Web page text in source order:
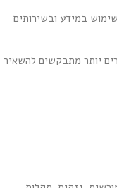
במידע ובשירותים
פרטים או רכישה באתר, הגולש מצהיר שגילו מעל 18. גולשים צעירים יותר מתבקשים להשאיר